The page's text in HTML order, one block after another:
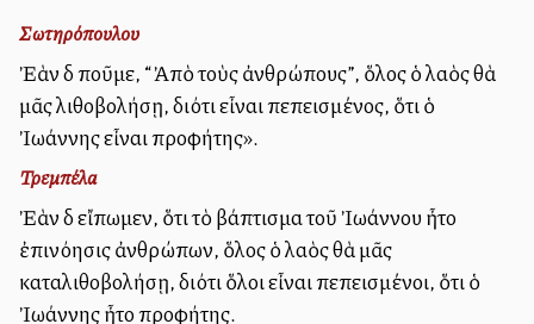
Σωτηρόπουλου
Ἐὰν δὲ ποῦμε, “Ἀπὸ τοὺς ἀνθρώπους”, ὅλος ὁ λαὸς θὰ
μᾶς λιθοβολήσῃ, διότι εἶναι πεπεισμένος, ὅτι ὁ
Ἰωάννης εἶναι προφήτης».
Τρεμπέλα
Ἐὰν δὲ εἴπωμεν, ὅτι τὸ βάπτισμα τοῦ Ἰωάννου ἦτο
ἐπινόησις ἀνθρώπων, ὅλος ὁ λαὸς θὰ μᾶς
καταλιθοβολήσῃ, διότι ὅλοι εἶναι πεπεισμένοι, ὅτι ὁ
Ἰωάννης ἦτο προφήτης.